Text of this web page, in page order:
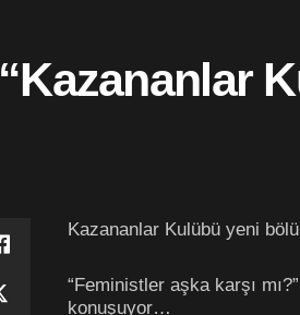
“Kazananlar
Kazananlar Kulübü yeni
“Feministler aşka karşı
konuşuyor…